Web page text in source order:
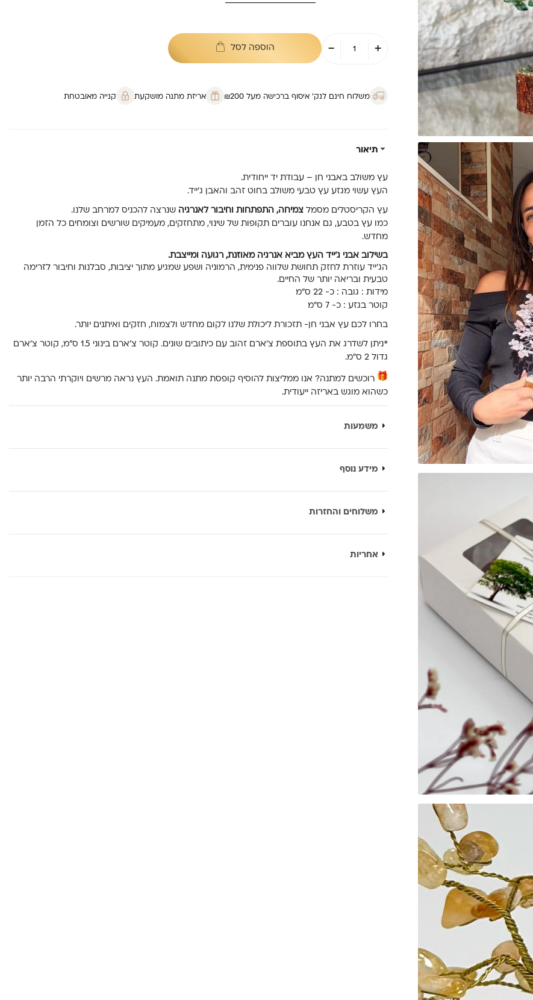
-
כמות
של
עץ
+ הוספה לסל
משלוח חינם לנק’ איסוף ברכישה מעל ₪200 אריזת מתנה מושקעת קנייה מאובטחת
תיאור
עץ משולב באבני חן – עבודת יד ייחודית.
העץ עשוי מגזע עץ טבעי משולב בחוט זהב והאבן ג’ייד.
עץ הקריסטלים מסמלצמיחה, התפתחות וחיבור לאנרגיה שנרצה להכניס למרחב שלנו.
כמו עץ בטבע, גם אנחנו עוברים תקופות של שינוי, מתחזקים, מעמיקים שורשים וצומחים כל הזמן
מחדש.
בשילוב אבני ג׳ייד העץ מביא אנרגיה מאוזנת, רגועה ומייצבת.
הג׳ייד עוזרת לחזק תחושת שלווה פנימית, הרמוניה ושפע שמגיע מתוך יציבות, סבלנות וחיבור לזרימה
טבעית ובריאה יותר של החיים.
מידות : גובה : כ- 22 ס”מ
קוטר בגזע : כ- 7 ס”מ
בחרו לכם עץ אבני חן- תזכורת ליכולת שלנו לקום מחדש ולצמוח, חזקים ואיתנים יותר.
*ניתן לשדרג את העץ בתוספת צ’ארם זהוב עם כיתובים שונים. קוטר צ’ארם בינוני 1.5 ס”מ, קוטר צ’ארם
גדול 2 ס”מ.
רוכשים למתנה? אנו ממליצות להוסיף קופסת מתנה תואמת. העץ נראה מרשים ויוקרתי הרבה יותר
כשהוא מוגש באריזה ייעודית.
משמעות
מידע נוסף
משלוחים והחזרות
אחריות